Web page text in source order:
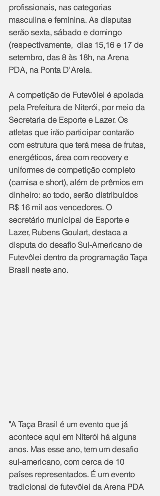
profissionais, nas categorias
masculina e feminina. As disputas
serão sexta, sábado e domingo
(respectivamente,  dias 15,16 e 17 de
setembro, das 8 às 18h, na Arena
PDA, na Ponta D'Areia.
A competição de Futevôlei é apoiada
pela Prefeitura de Niterói, por meio da
Secretaria de Esporte e Lazer. Os
atletas que irão participar contarão
com estrutura que terá mesa de frutas,
energéticos, área com recovery e
uniformes de competição completo
(camisa e short), além de prêmios em
dinheiro: ao todo, serão distribuídos
R$ 16 mil aos vencedores. O
secretário municipal de Esporte e
Lazer, Rubens Goulart, destaca a
disputa do desafio Sul-Americano de
Futevôlei dentro da programação Taça
Brasil neste ano.
"A Taça Brasil é um evento que já
acontece aqui em Niterói há alguns
anos. Mas esse ano, tem um desafio
sul-americano, com cerca de 10
países representados. É um evento
tradicional de futevôlei da Arena PDA